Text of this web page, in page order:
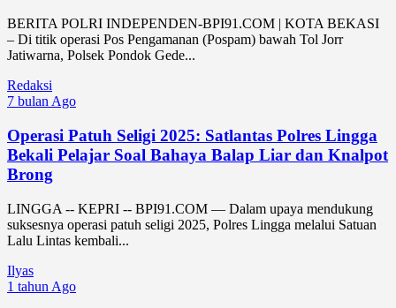
BERITA POLRI INDEPENDEN-BPI91.COM | KOTA BEKASI
– Di titik operasi Pos Pengamanan (Pospam) bawah Tol Jorr
Jatiwarna, Polsek Pondok Gede...
Redaksi
7 bulan Ago
Operasi Patuh Seligi 2025: Satlantas Polres Lingga
Bekali Pelajar Soal Bahaya Balap Liar dan Knalpot
Brong
LINGGA -- KEPRI -- BPI91.COM — Dalam upaya mendukung
suksesnya operasi patuh seligi 2025, Polres Lingga melalui Satuan
Lalu Lintas kembali...
Ilyas
1 tahun Ago